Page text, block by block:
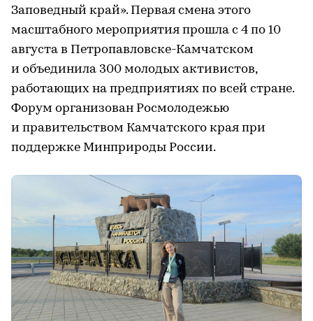
Заповедный край». Первая смена этого
масштабного мероприятия прошла с 4 по 10
августа в Петропавловске-Камчатском
и объединила 300 молодых активистов,
работающих на предприятиях по всей стране.
Форум организован Росмолодежью
и правительством Камчатского края при
поддержке Минприроды России.